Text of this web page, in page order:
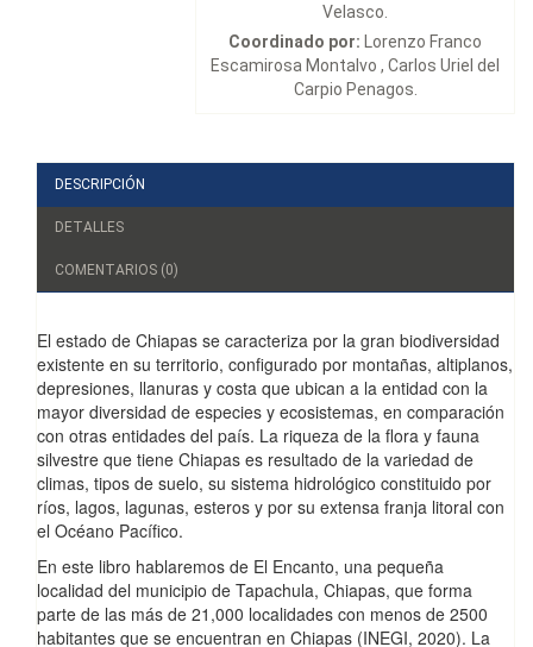
Velasco.
Coordinado por:
Lorenzo Franco
Escamirosa Montalvo , Carlos Uriel del
Carpio Penagos.
DESCRIPCIÓN
DETALLES
COMENTARIOS (0)
El estado de Chiapas se caracteriza por la gran biodiversidad
existente en su territorio, configurado por montañas, altiplanos,
depresiones, llanuras y costa que ubican a la entidad con la
mayor diversidad de especies y ecosistemas, en comparación
con otras entidades del país. La riqueza de la flora y fauna
silvestre que tiene Chiapas es resultado de la variedad de
climas, tipos de suelo, su sistema hidrológico constituido por
ríos, lagos, lagunas, esteros y por su extensa franja litoral con
el Océano Pacífico.
En este libro hablaremos de El Encanto, una pequeña
localidad del municipio de Tapachula, Chiapas, que forma
parte de las más de 21,000 localidades con menos de 2500
habitantes que se encuentran en Chiapas (INEGI, 2020). La